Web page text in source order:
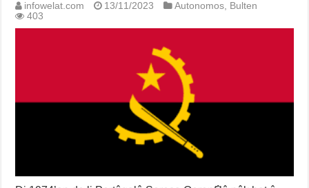
infowelat.com 13/11/2023 Autonomos, Bulten
403